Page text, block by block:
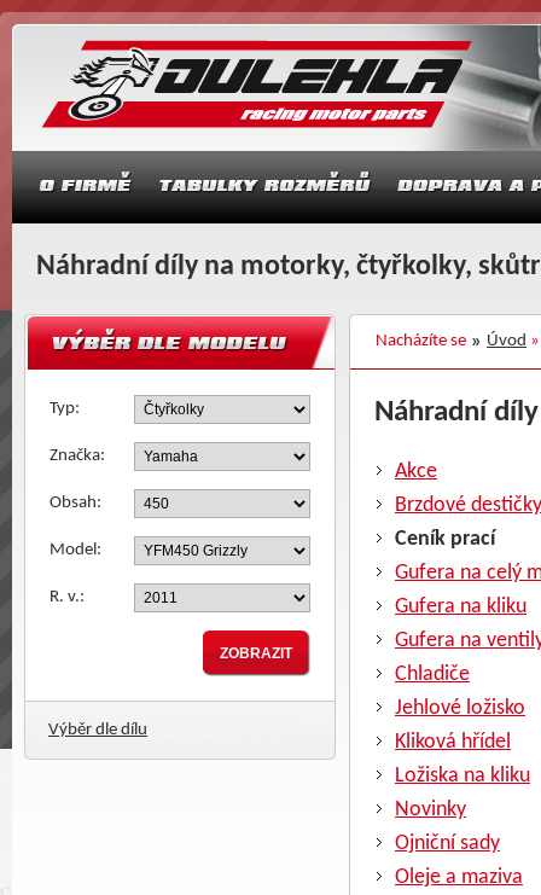
Náhradní díly na motorky, čtyřkolky,
Nacházíte se Úvod
Typ:
Značka:
Obsah:
Model:
R. v.:
Výběr dle dílu
Náhradní
Akce
Brzdové destičky
Ceník prací
Gufera na celý
Gufera na kliku
Gufera na
Chladiče
Jehlové ložisko
Kliková hřídel
Ložiska na kliku
Novinky
Ojniční sady
Oleje a maziva